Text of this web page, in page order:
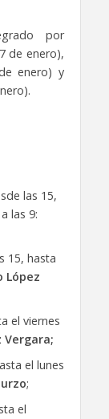
por
de enero),
enero) y
las 15,
las 9:
15, hasta
López
el viernes
Vergara;
el lunes
;
el